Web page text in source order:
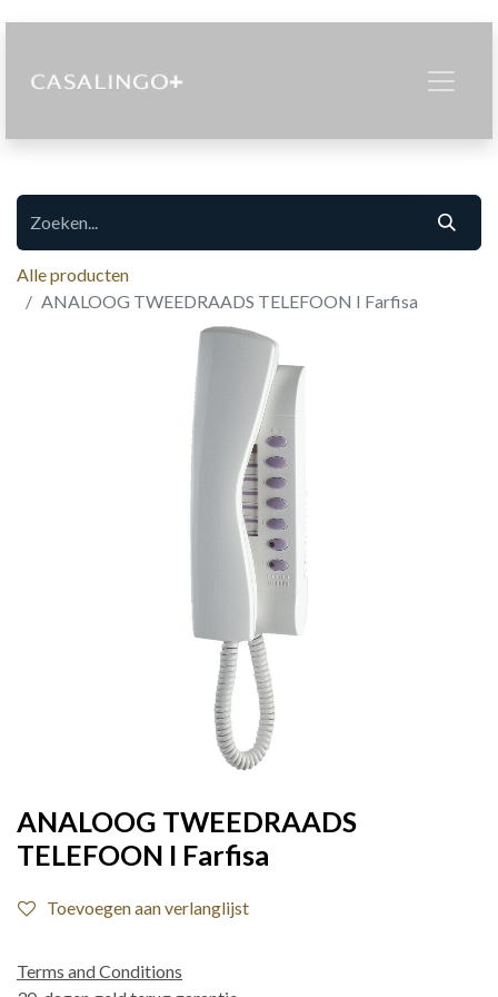
Alle producten
ANALOOG TWEEDRAADS TELEFOON I Farfisa
ANALOOG TWEEDRAADS
TELEFOON I Farfisa
Toevoegen aan verlanglijst
Terms and Conditions